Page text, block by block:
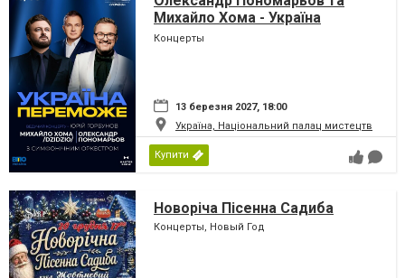
Михайло Хома - Україна
Переможе!
Концерты
13 березня 2027, 18:00
Україна, Національний палац мистецтв
Купити
Новоріча Пісенна Садиба
Концерты, Новый Год